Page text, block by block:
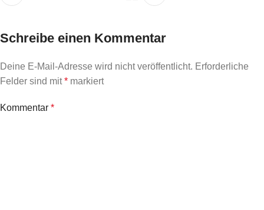
Schreibe einen Kommentar
Deine E-Mail-Adresse wird nicht veröffentlicht. Erforderliche
Felder sind mit* markiert
Kommentar *